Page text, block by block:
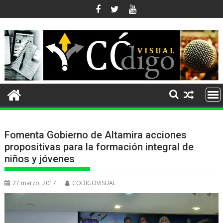
al
contenido
Fomenta Gobierno de Altamira acciones
propositivas para la formación integral de
niños y jóvenes
27 marzo, 2017 CODIGOVISUAL